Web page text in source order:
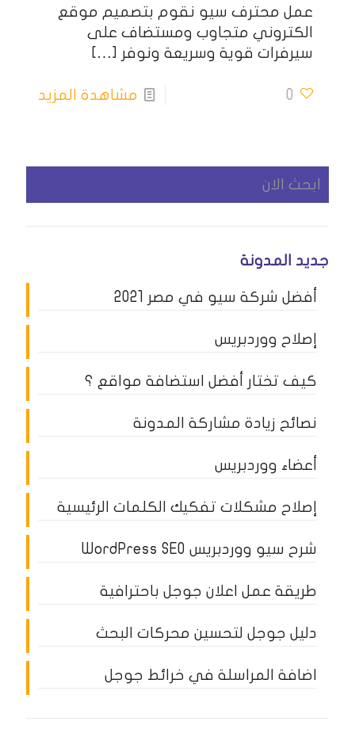
عمل محترف سيو نقوم بتصميم موقع
الكتروني متجاوب ومستضاف على
سيرفرات قوية وسريعة ونوفر […]
0 مشاهدة المزيد
جديد المدونة
أفضل شركة سيو في مصر 2021
إصلاح ووردبريس
كيف تختار أفضل استضافة مواقع ؟
نصائح زيادة مشاركة المدونة
أعضاء ووردبريس
إصلاح مشكلات تفكيك الكلمات الرئيسية
شرح سيو ووردبريس WordPress SEO
طريقة عمل اعلان جوجل باحترافية
دليل جوجل لتحسين محركات البحث
اضافة المراسلة في خرائط جوجل